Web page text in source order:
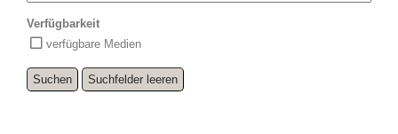
Verfügbarkeit
verfügbare Medien